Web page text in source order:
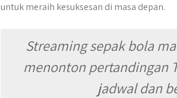
untuk meraih kesuksesan di masa depan.
Streaming sepak bola
menonton pertandingan
jadwal dan